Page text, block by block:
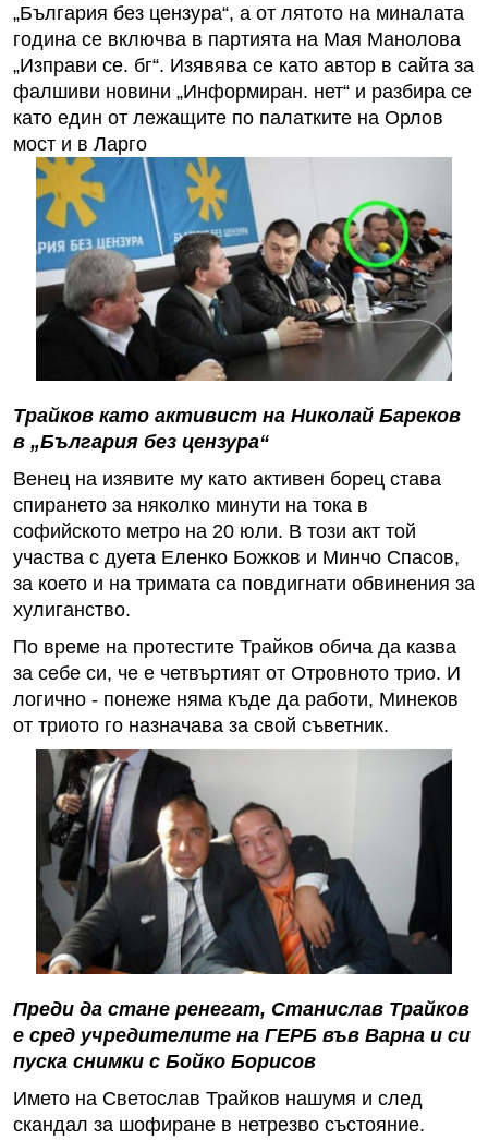
„България без цензура“, а от лятото на миналата
година се включва в партията на Мая Манолова
„Изправи се. бг“. Изявява се като автор в сайта за
фалшиви новини „Информиран. нет“ и разбира се
като един от лежащите по палатките на Орлов
мост и в Ларго
Трайков като активист на Николай Бареков
в „България без цензура“
Венец на изявите му като активен борец става
спирането за няколко минути на тока в
софийското метро на 20 юли. В този акт той
участва с дуета Еленко Божков и Минчо Спасов,
за което и на тримата са повдигнати обвинения за
хулиганство.
По време на протестите Трайков обича да казва
за себе си, че е четвъртият от Отровното трио. И
логично - понеже няма къде да работи, Минеков
от триото го назначава за свой съветник.
Преди да стане ренегат, Станислав Трайков
е сред учредителите на ГЕРБ във Варна и си
пуска снимки с Бойко Борисов
Името на Светослав Трайков нашумя и след
скандал за шофиране в нетрезво състояние.